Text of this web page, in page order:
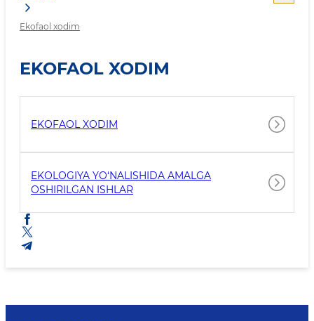
Ekofaol xodim
EKOFAOL XODIM
EKOFAOL XODIM
EKOLOGIYA YO‘NALISHIDA AMALGA
OSHIRILGAN ISHLAR